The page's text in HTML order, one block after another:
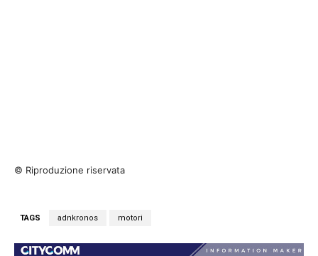
© Riproduzione riservata
TAGS adnkronos motori